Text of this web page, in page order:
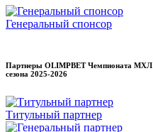
Генеральный спонсор
Партнеры OLIMPBET Чемпионата МХЛ
сезона 2025-2026
Титульный партнер